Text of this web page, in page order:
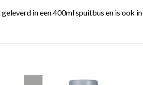
in een 400ml spuitbus en is ook in